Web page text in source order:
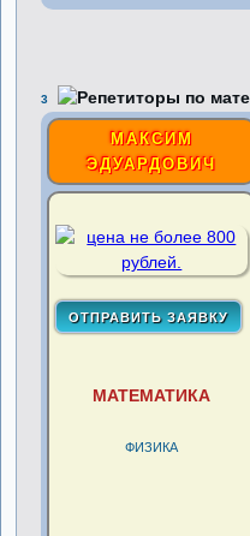
3
МАКСИМ
ЭДУАРДОВИЧ
МАТЕМАТИКА
ФИЗИКА